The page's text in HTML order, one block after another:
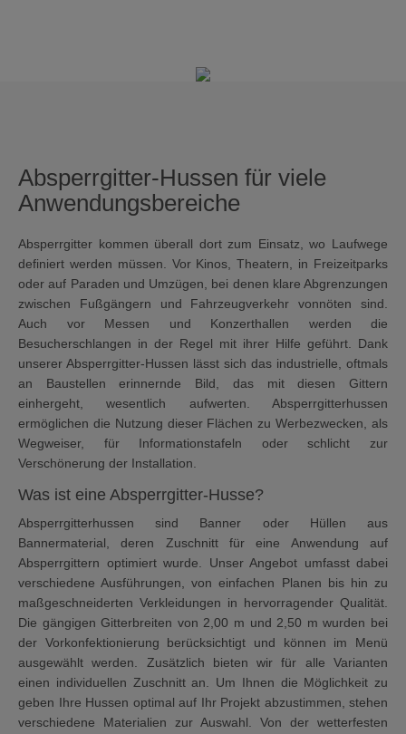
Absperrgitter-Hussen für viele
Anwendungsbereiche
Absperrgitter kommen überall dort zum Einsatz, wo Laufwege
definiert werden müssen. Vor Kinos, Theatern, in Freizeitparks
oder auf Paraden und Umzügen, bei denen klare Abgrenzungen
zwischen Fußgängern und Fahrzeugverkehr vonnöten sind.
Auch vor Messen und Konzerthallen werden die
Besucherschlangen in der Regel mit ihrer Hilfe geführt. Dank
unserer Absperrgitter-Hussen lässt sich das industrielle, oftmals
an Baustellen erinnernde Bild, das mit diesen Gittern
einhergeht, wesentlich aufwerten. Absperrgitterhussen
ermöglichen die Nutzung dieser Flächen zu Werbezwecken, als
Wegweiser, für Informationstafeln oder schlicht zur
Verschönerung der Installation.
Was ist eine Absperrgitter-Husse?
Absperrgitterhussen sind Banner oder Hüllen aus
Bannermaterial, deren Zuschnitt für eine Anwendung auf
Absperrgittern optimiert wurde. Unser Angebot umfasst dabei
verschiedene Ausführungen, von einfachen Planen bis hin zu
maßgeschneiderten Verkleidungen in hervorragender Qualität.
Die gängigen Gitterbreiten von 2,00 m und 2,50 m wurden bei
der Vorkonfektionierung berücksichtigt und können im Menü
ausgewählt werden. Zusätzlich bieten wir für alle Varianten
einen individuellen Zuschnitt an. Um Ihnen die Möglichkeit zu
geben Ihre Hussen optimal auf Ihr Projekt abzustimmen, stehen
verschiedene Materialien zur Auswahl. Von der wetterfesten